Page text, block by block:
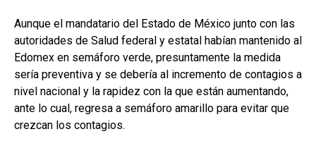
Aunque el mandatario del Estado de México junto con las
autoridades de Salud federal y estatal habían mantenido al
Edomex en semáforo verde, presuntamente la medida
sería preventiva y se debería al incremento de contagios a
nivel nacional y la rapidez con la que están aumentando,
ante lo cual, regresa a semáforo amarillo para evitar que
crezcan los contagios.